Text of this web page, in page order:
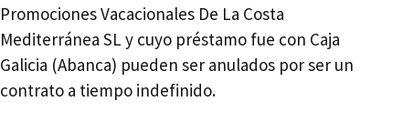
Promociones Vacacionales De La Costa
Mediterránea SL y cuyo préstamo fue con Caja
Galicia (Abanca) pueden ser anulados por ser un
contrato a tiempo indefinido.